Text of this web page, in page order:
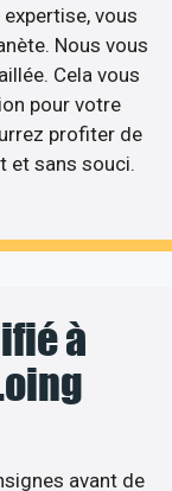
vous
Nous vous
Cela vous
pour votre
profiter de
et sans souci.
à
avant de